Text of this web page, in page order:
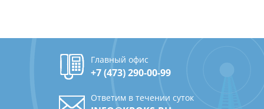
Главный офис
+7 (473) 290-00-99
Ответим в течении суток